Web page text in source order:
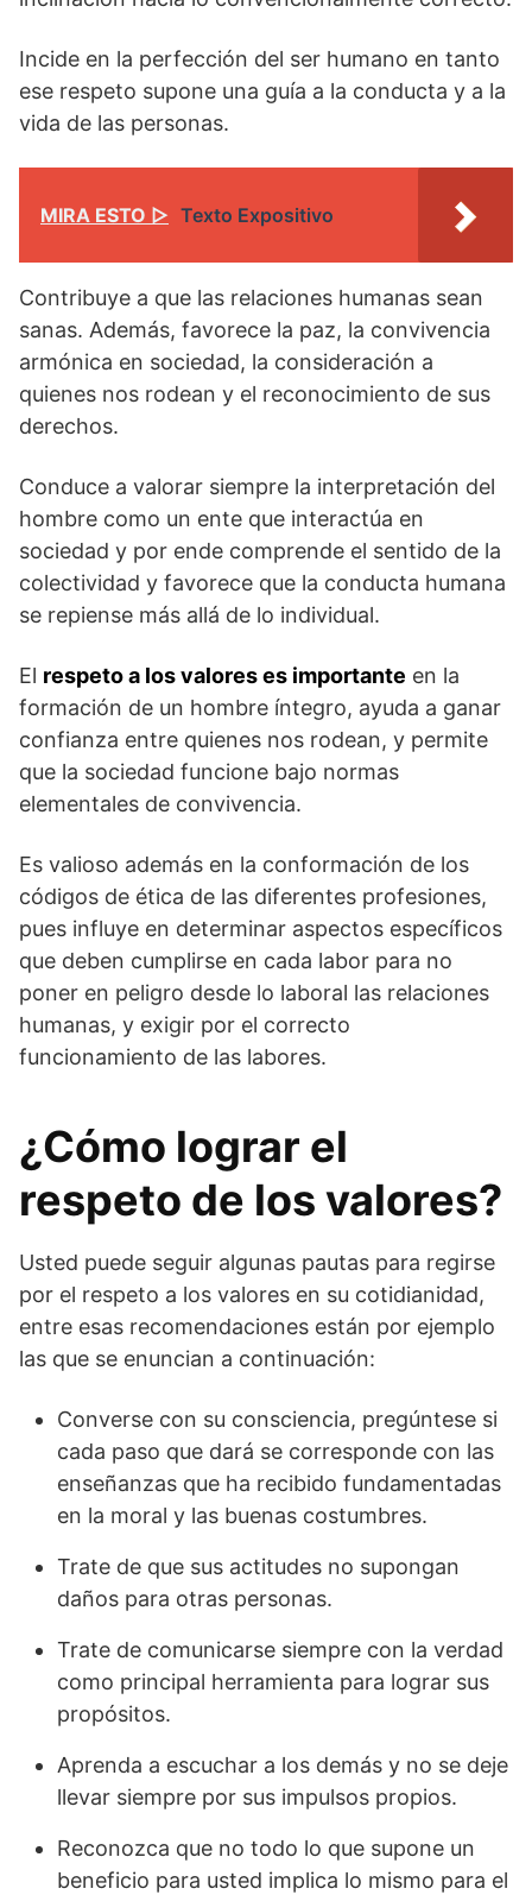
Incide en la perfección del ser humano en tanto
ese respeto supone una guía a la conducta y a la
vida de las personas.
MIRA ESTO ▷ Texto Expositivo
Contribuye a que las relaciones humanas sean
sanas. Además, favorece la paz, la convivencia
armónica en sociedad, la consideración a
quienes nos rodean y el reconocimiento de sus
derechos.
Conduce a valorar siempre la interpretación del
hombre como un ente que interactúa en
sociedad y por ende comprende el sentido de la
colectividad y favorece que la conducta humana
se repiense más allá de lo individual.
El respeto a los valores es importante en la
formación de un hombre íntegro, ayuda a ganar
confianza entre quienes nos rodean, y permite
que la sociedad funcione bajo normas
elementales de convivencia.
Es valioso además en la conformación de los
códigos de ética de las diferentes profesiones,
pues influye en determinar aspectos específicos
que deben cumplirse en cada labor para no
poner en peligro desde lo laboral las relaciones
humanas, y exigir por el correcto
funcionamiento de las labores.
¿Cómo lograr el
respeto de los valores?
Usted puede seguir algunas pautas para regirse
por el respeto a los valores en su cotidianidad,
entre esas recomendaciones están por ejemplo
las que se enuncian a continuación:
Converse con su consciencia, pregúntese si
cada paso que dará se corresponde con las
enseñanzas que ha recibido fundamentadas
en la moral y las buenas costumbres.
Trate de que sus actitudes no supongan
daños para otras personas.
Trate de comunicarse siempre con la verdad
como principal herramienta para lograr sus
propósitos.
Aprenda a escuchar a los demás y no se deje
llevar siempre por sus impulsos propios.
Reconozca que no todo lo que supone un
beneficio para usted implica lo mismo para el